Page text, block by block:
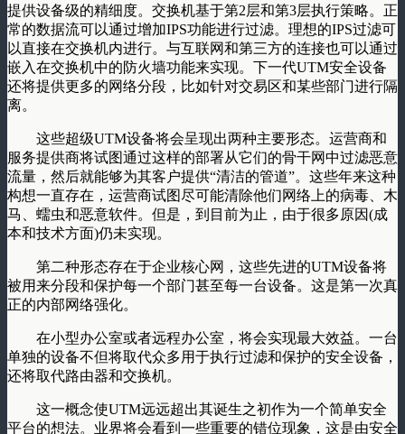
提供设备级的精细度。交换机基于第2层和第3层执行策略。正
常的数据流可以通过增加IPS功能进行过滤。理想的IPS过滤可
以直接在交换机内进行。与互联网和第三方的连接也可以通过
嵌入在交换机中的防火墙功能来实现。下一代UTM安全设备
还将提供更多的网络分段，比如针对交易区和某些部门进行隔
离。
这些超级UTM设备将会呈现出两种主要形态。运营商和
服务提供商将试图通过这样的部署从它们的骨干网中过滤恶意
流量，然后就能够为其客户提供“清洁的管道”。这些年来这种
构想一直存在，运营商试图尽可能清除他们网络上的病毒、木
马、蠕虫和恶意软件。但是，到目前为止，由于很多原因(成
本和技术方面)仍未实现。
第二种形态存在于企业核心网，这些先进的UTM设备将
被用来分段和保护每一个部门甚至每一台设备。这是第一次真
正的内部网络强化。
在小型办公室或者远程办公室，将会实现最大效益。一台
单独的设备不但将取代众多用于执行过滤和保护的安全设备，
还将取代路由器和交换机。
这一概念使UTM远远超出其诞生之初作为一个简单安全
平台的想法。业界将会看到一些重要的错位现象，这是由安全